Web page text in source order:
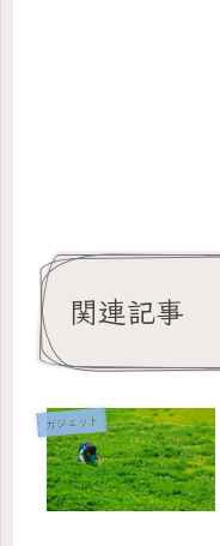
関連記事
ガジェット